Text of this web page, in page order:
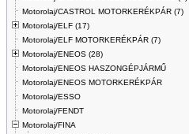
Motorolaj/CASTROL MOTORKERÉKPÁR (7)
Motorolaj/ELF (17)
Motorolaj/ELF MOTORKERÉKPÁR (7)
Motorolaj/ENEOS (28)
Motorolaj/ENEOS HASZONGÉPJÁRMŰ
Motorolaj/ENEOS MOTORKERÉKPÁR
Motorolaj/ESSO
Motorolaj/FENDT
Motorolaj/FINA